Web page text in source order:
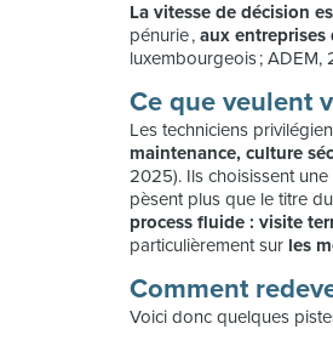
La vitesse de décision
pénurie , aux entreprises
luxembourgeois ; ADEM,
Ce que veulent
Les techniciens
maintenance, culture
2025). Ils choisissent une
pèsent plus que le titre
process fluide : visite
particulièrement sur les
Comment
Voici donc quelques